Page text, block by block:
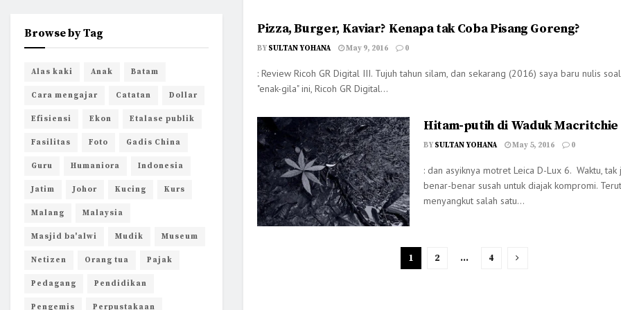
Pizza, Burger, Kaviar? Kenapa tak Coba Pisang Goreng?
BY SULTAN YOHANA May 9, 2016 0
: Review Ricoh GR Digital III. Tujuh tahun silam, dan sekarang (2016) saya baru nulis
"enak-gila" ini, Ricoh GR Digital...
Hitam-putih di Waduk Macritchie
BY SULTAN YOHANA May 5, 2016 0
: dan asyiknya motret Leica D-Lux 6. Waktu, tak
benar-benar susah untuk diajak kompromi.
menyangkut salah satu...
1 2 … 4
Browse by Tag
Alas kaki Anak Batam
Cara mengajar Catatan Dollar
Efisiensi Ekon Etalase publik
Fasilitas Foto Gadis China
Guru Humaniora Indonesia
Jatim Johor Kucing Kurs
Malang Malaysia
Masjid ba'alwi Mudik Museum
Netizen Orang tua Pajak
Pedagang Pendidikan
Pengemis Perpustakaan